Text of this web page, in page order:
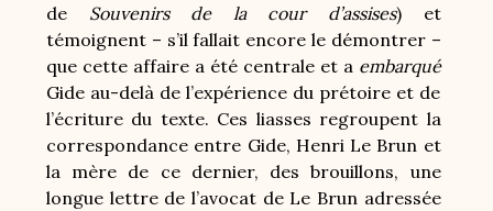
de Souvenirs de la cour d’assises) et
témoignent – s’il fallait encore le démontrer –
que cette affaire a été centrale et a embarqué
Gide au-delà de l’expérience du prétoire et de
l’écriture du texte. Ces liasses regroupent la
correspondance entre Gide, Henri Le Brun et
la mère de ce dernier, des brouillons, une
longue lettre de l’avocat de Le Brun adressée